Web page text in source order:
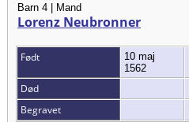
Barn 4 | Mand
Lorenz Neubronner
Født
10 maj
1562
Død
Begravet